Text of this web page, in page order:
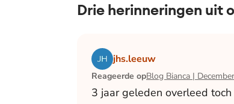
Drie herinneringen uit
jhs.leeuw
Reageerde op
3 jaar geleden overleed
Lees het artikel Blog Bianca |